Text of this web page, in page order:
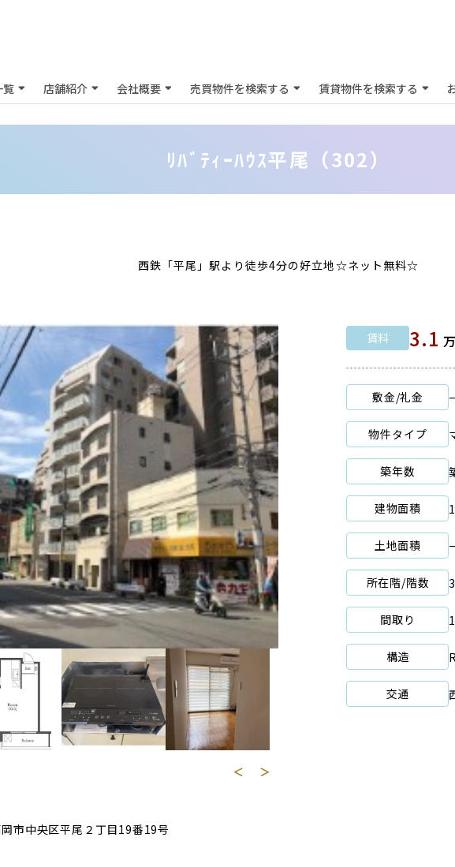
覧 店舗紹介 会社概要 売買物件を検索する 賃貸物件を検索する
ﾘﾊﾞﾃｨｰﾊｳｽ平尾（302）
西鉄「平尾」駅より徒歩4分の好立地☆ネット無料☆
＜ ＞
賃料 3.1
敷金/礼金
物件タイプ
築年数
建物面積
土地面積
所在階/階数
間取り
構造
交通
市中央区平尾２丁目19番19号